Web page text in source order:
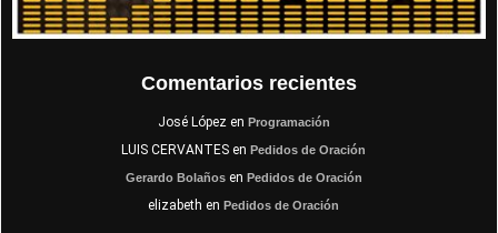
Comentarios recientes
José López en Programación
LUIS CERVANTES en Pedidos de Oración
Gerardo Bolañosen Pedidos de Oración
elizabeth en Pedidos de Oración